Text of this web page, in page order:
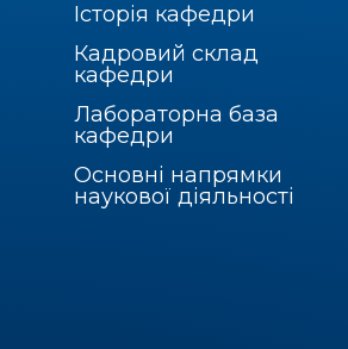
Історія кафедри
Кадровий склад
кафедри
Лабораторна база
кафедри
Основні напрямки
наукової діяльності